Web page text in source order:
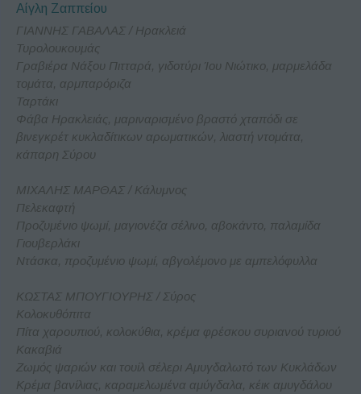
Αίγλη Ζαππείου
ΓΙΑΝΝΗΣ ΓΑΒΑΛΑΣ / Ηρακλειά
Τυρολουκουμάς
Γραβιέρα Νάξου Πιτταρά, γιδοτύρι Ίου Νιώτικο, μαρμελάδα
τομάτα, αρμπαρόριζα
Ταρτάκι
Φάβα Ηρακλειάς, μαριναρισμένο βραστό χταπόδι σε
βινεγκρέτ κυκλαδίτικων αρωματικών, λιαστή ντομάτα,
κάπαρη Σύρου
ΜΙΧΑΛΗΣ ΜΑΡΘΑΣ / Κάλυμνος
Πελεκαφτή
Προζυμένιο ψωμί, μαγιονέζα σέλινο, αβοκάντο, παλαμίδα
Γιουβερλάκι
Ντάσκα, προζυμένιο ψωμί, αβγολέμονο με αμπελόφυλλα
ΚΩΣΤΑΣ ΜΠΟΥΓΙΟΥΡΗΣ / Σύρος
Κολοκυθόπιτα
Πίτα χαρουπιού, κολοκύθια, κρέμα φρέσκου συριανού τυριού
Κακαβιά
Ζωμός ψαριών και τουίλ σέλερι Αμυγδαλωτό των Κυκλάδων
Κρέμα βανίλιας, καραμελωμένα αμύγδαλα, κέικ αμυγδάλου